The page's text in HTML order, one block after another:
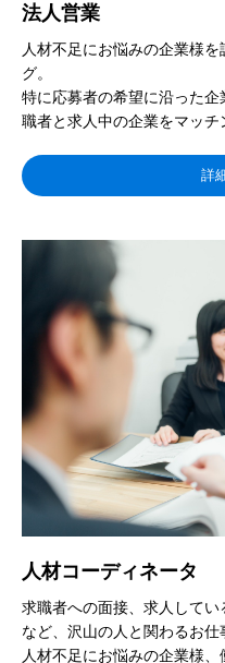
法人営業
人材不足にお悩みの企業様
グ。
特に応募者の希望に沿った
職者と求人中の企業をマッチ
詳
人材コーディネータ
求職者への面接、求人して
など、沢山の人と関わるお仕
人材不足にお悩みの企業様